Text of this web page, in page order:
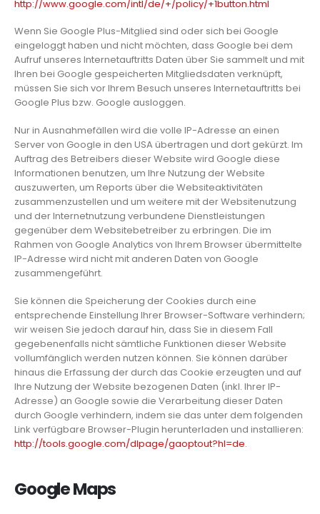
http://www.google.com/intl/de/+/policy/+1button.html
Wenn Sie Google Plus-Mitglied sind oder sich bei Google
eingeloggt haben und nicht möchten, dass Google bei dem
Aufruf unseres Internetauftritts Daten über Sie sammelt und mit
Ihren bei Google gespeicherten Mitgliedsdaten verknüpft,
müssen Sie sich vor Ihrem Besuch unseres Internetauftritts bei
Google Plus bzw. Google ausloggen.
Nur in Ausnahmefällen wird die volle IP-Adresse an einen
Server von Google in den USA übertragen und dort gekürzt. Im
Auftrag des Betreibers dieser Website wird Google diese
Informationen benutzen, um Ihre Nutzung der Website
auszuwerten, um Reports über die Websiteaktivitäten
zusammenzustellen und um weitere mit der Websitenutzung
und der Internetnutzung verbundene Dienstleistungen
gegenüber dem Websitebetreiber zu erbringen. Die im
Rahmen von Google Analytics von Ihrem Browser übermittelte
IP-Adresse wird nicht mit anderen Daten von Google
zusammengeführt.
Sie können die Speicherung der Cookies durch eine
entsprechende Einstellung Ihrer Browser-Software verhindern;
wir weisen Sie jedoch darauf hin, dass Sie in diesem Fall
gegebenenfalls nicht sämtliche Funktionen dieser Website
vollumfänglich werden nutzen können. Sie können darüber
hinaus die Erfassung der durch das Cookie erzeugten und auf
Ihre Nutzung der Website bezogenen Daten (inkl. Ihrer IP-
Adresse) an Google sowie die Verarbeitung dieser Daten
durch Google verhindern, indem sie das unter dem folgenden
Link verfügbare Browser-Plugin herunterladen und installieren:
http://tools.google.com/dlpage/gaoptout?hl=de.
Google Maps